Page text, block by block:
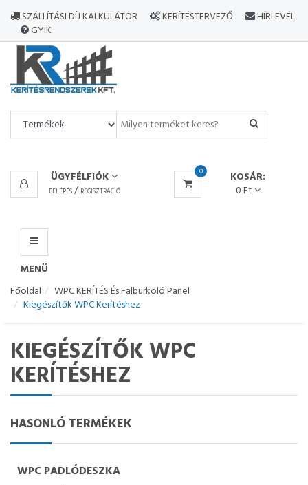
SZÁLLÍTÁSI DÍJ KALKULÁTOR KERÍTÉSTERVEZŐ
HÍRLEVÉL
GYIK
ÜGYFÉLFIÓK
BELÉPÉS/ REGISZTRÁCIÓ
0
KOSÁR:
0 Ft
MENÜ
MINDEN
TERMÉK
MENÜ
Főoldal
WPC KERÍTÉS És Falburkoló Panel
Kiegészítők WPC Kerítéshez
KIEGÉSZÍTŐK WPC
KERÍTÉSHEZ
HASONLÓ TERMÉKEK
WPC PADLÓDESZKA